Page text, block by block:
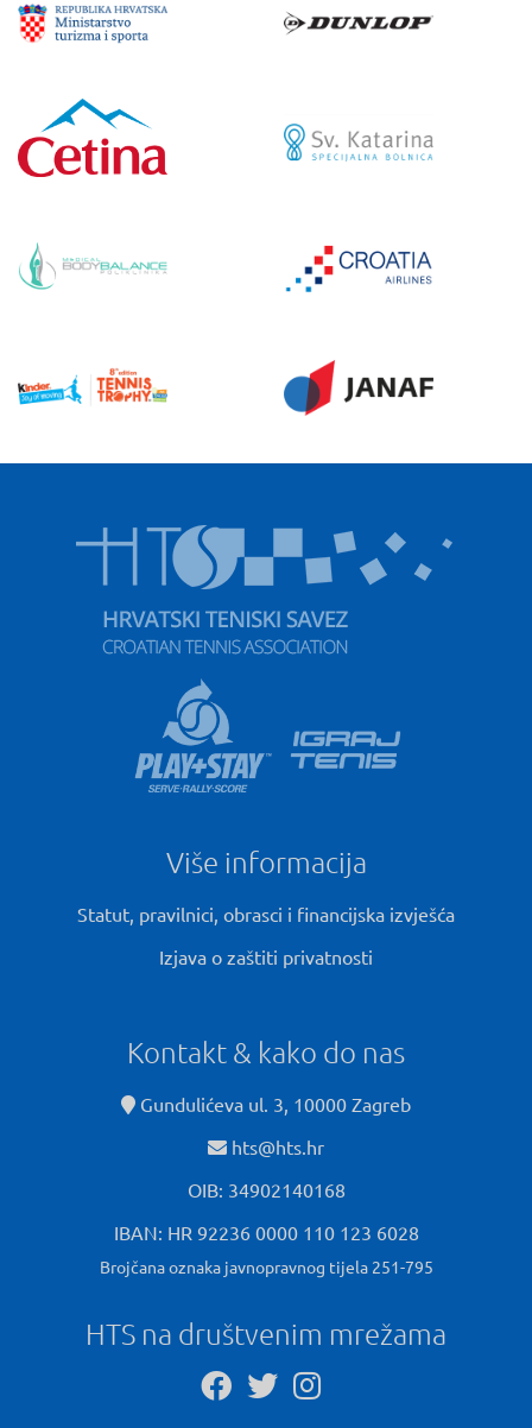
Više informacija
Statut, pravilnici, obrasci i financijska izvješća
Izjava o zaštiti privatnosti
Kontakt & kako do nas
Gundulićeva ul. 3, 10000 Zagreb
hts@hts.hr
OIB: 34902140168
IBAN: HR 92236 0000 110 123 6028
Brojčana oznaka javnopravnog tijela 251-795
HTS na društvenim mrežama